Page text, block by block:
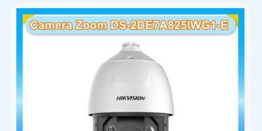
ảnh khuôn mặt lên đến 5 khuôn mặt cùng 1 thời điểm